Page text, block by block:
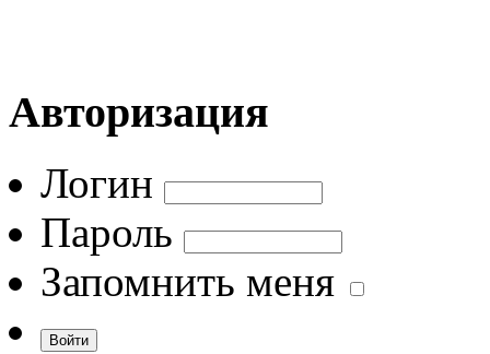
Авторизация
Логин
Пароль
Запомнить меня